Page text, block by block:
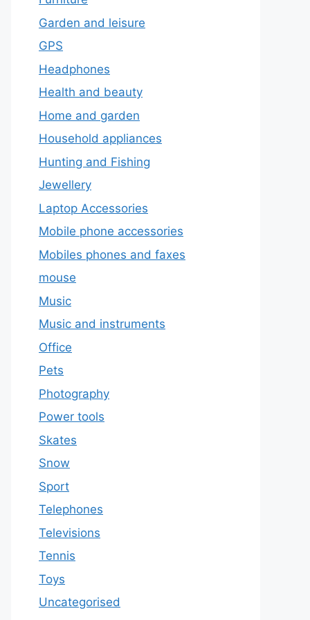
Garden and leisure
GPS
Headphones
Health and beauty
Home and garden
Household appliances
Hunting and Fishing
Jewellery
Laptop Accessories
Mobile phone accessories
Mobiles phones and faxes
mouse
Music
Music and instruments
Office
Pets
Photography
Power tools
Skates
Snow
Sport
Telephones
Televisions
Tennis
Toys
Uncategorised